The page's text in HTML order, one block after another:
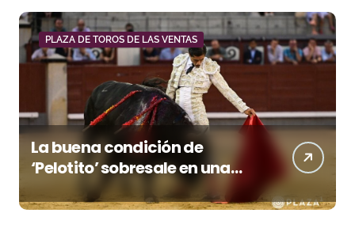
PLAZA DE TOROS DE LAS VENTAS
La buena condición de
‘Pelotito’ sobresale en una
noche gris en Las Ventas